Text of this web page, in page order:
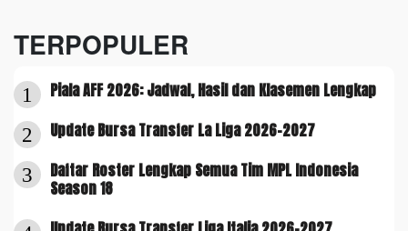
TERPOPULER
1 Piala AFF 2026: Jadwal, Hasil dan Klasemen Lengkap
2 Update Bursa Transfer La Liga 2026-2027
3
Daftar Roster Lengkap Semua Tim MPL Indonesia
Season 18